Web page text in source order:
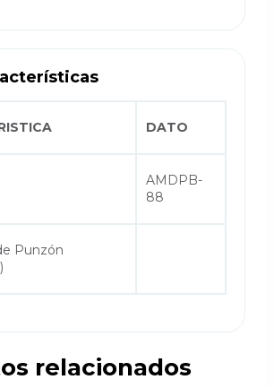
DATO
AMDPB-
88
Punzón
relacionados